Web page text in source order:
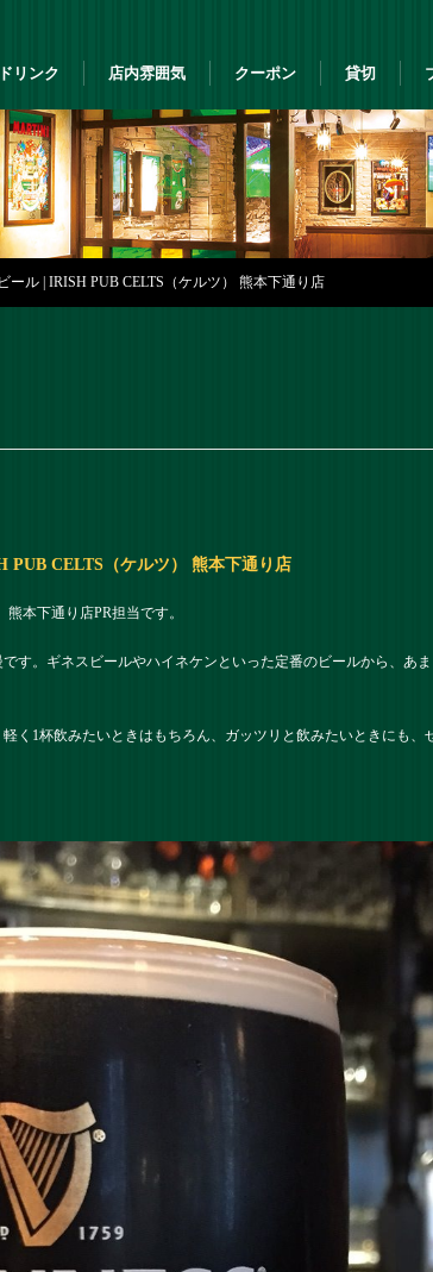
ドリンク 店内雰囲気 クーポン 貸切
ール | IRISH PUB CELTS（ケルツ） 熊本下通り店
PUB CELTS（ケルツ） 熊本下通り店
本下通り店PR担当です。
す。ギネスビールやハイネケンといった定番のビールから、あ
く1杯飲みたいときはもちろん、ガッツリと飲みたいときにも、